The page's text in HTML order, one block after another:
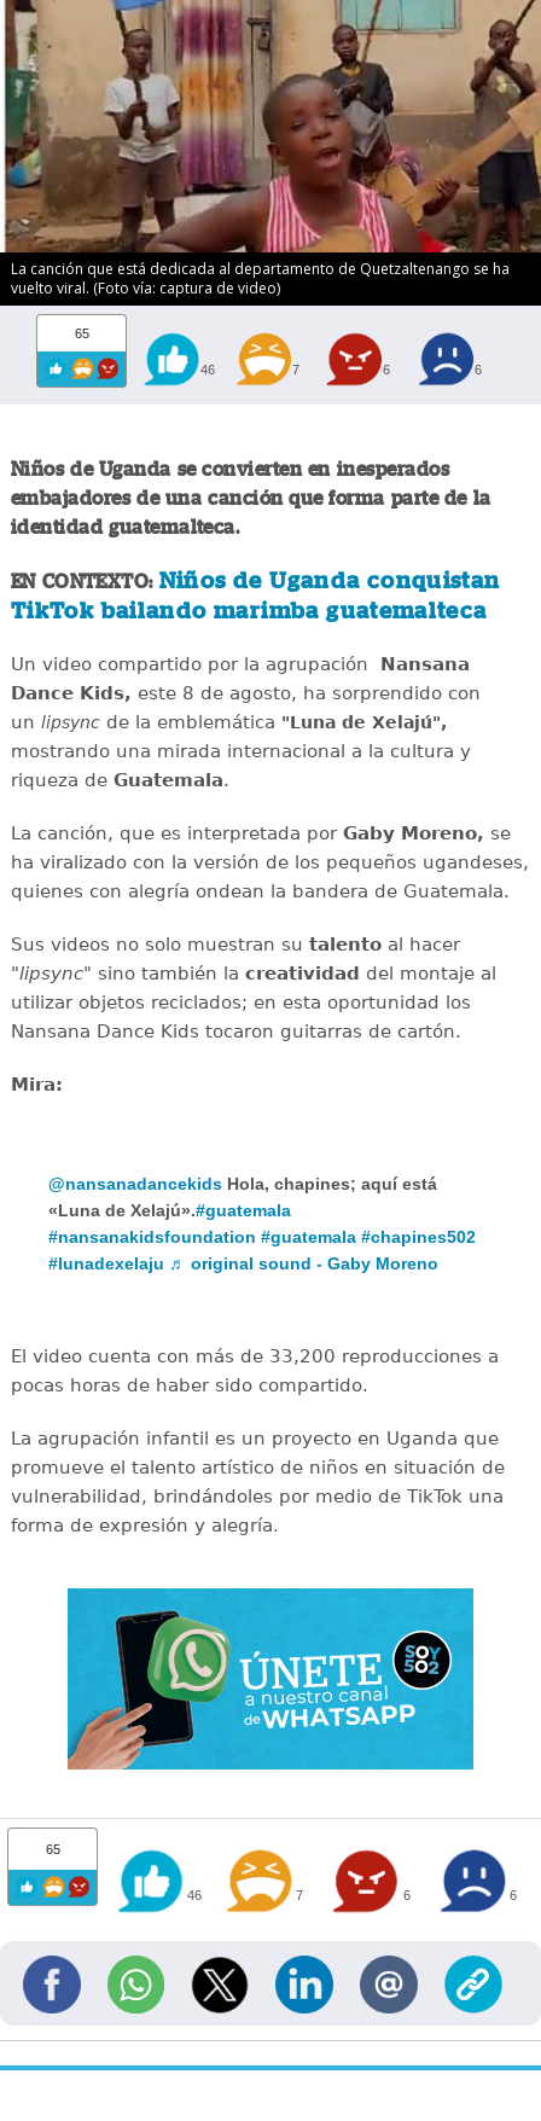
La canción que está dedicada al departamento de Quetzaltenango se ha
vuelto viral. (Foto vía: captura de video)
65
46 7 6 6
Niños de Uganda se convierten en inesperados
embajadores de una canción que forma parte de la
identidad guatemalteca.
EN CONTEXTO: Niños de Uganda conquistan
TikTok bailando marimba guatemalteca
Un video compartido por la agrupación
Nansana
Dance Kids, este 8 de agosto, ha sorprendido con
un lipsyncde la emblemática "Luna de Xelajú",
mostrando una mirada internacional a la cultura y
riqueza de Guatemala.
La canción, que es interpretada por Gaby Moreno, se
ha viralizado con la versión de los pequeños ugandeses,
quienes con alegría ondean la bandera de Guatemala.
Sus videos no solo muestran su talentoal hacer
"lipsync" sino también la creatividad del montaje al
utilizar objetos reciclados; en esta oportunidad los
Nansana Dance Kids tocaron guitarras de cartón.
Mira:
@nansanadancekids Hola, chapines; aquí está
«Luna de Xelajú».#guatemala
#nansanakidsfoundation #guatemala #chapines502
#lunadexelaju ♬ original sound - Gaby Moreno
El video cuenta con más de 33,200 reproducciones a
pocas horas de haber sido compartido.
La agrupación infantil es un proyecto en Uganda que
promueve el talento artístico de niños en situación de
vulnerabilidad, brindándoles por medio de TikTok una
forma de expresión y alegría.
65
46 7 6 6